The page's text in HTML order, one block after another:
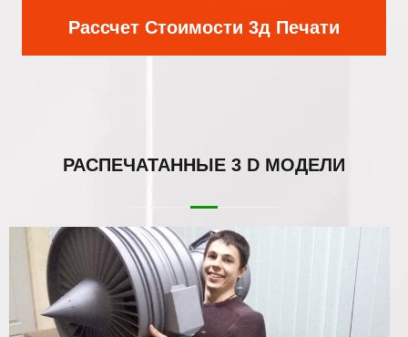
Рассчет Стоимости 3д Печати
РАСПЕЧАТАННЫЕ 3 D МОДЕЛИ